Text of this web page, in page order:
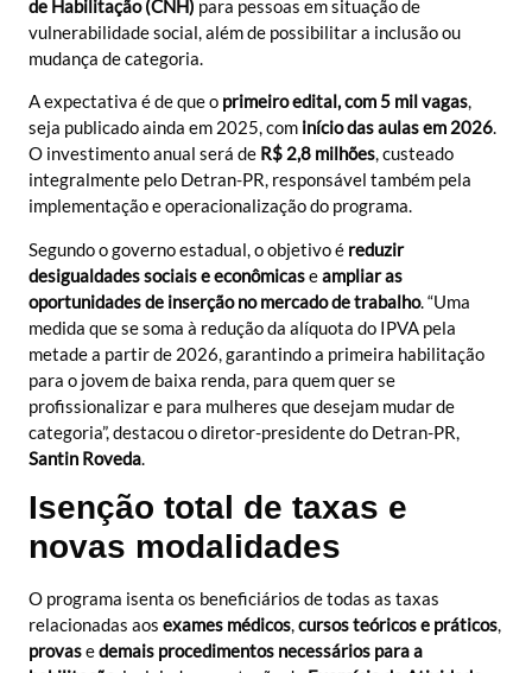
de Habilitação (CNH) para pessoas em situação de
vulnerabilidade social, além de possibilitar a inclusão ou
mudança de categoria.
A expectativa é de que o primeiro edital, com 5 mil vagas,
seja publicado ainda em 2025, com início das aulas em 2026.
O investimento anual será de R$ 2,8 milhões, custeado
integralmente pelo Detran-PR, responsável também pela
implementação e operacionalização do programa.
Segundo o governo estadual, o objetivo é reduzir
desigualdades sociais e econômicaseampliar as
oportunidades de inserção no mercado de trabalho. “Uma
medida que se soma à redução da alíquota do IPVA pela
metade a partir de 2026, garantindo a primeira habilitação
para o jovem de baixa renda, para quem quer se
profissionalizar e para mulheres que desejam mudar de
categoria”, destacou o diretor-presidente do Detran-PR,
Santin Roveda.
Isenção total de taxas e
novas modalidades
O programa isenta os beneficiários de todas as taxas
relacionadas aos exames médicos,cursos teóricos e práticos,
provasedemais procedimentos necessários para a